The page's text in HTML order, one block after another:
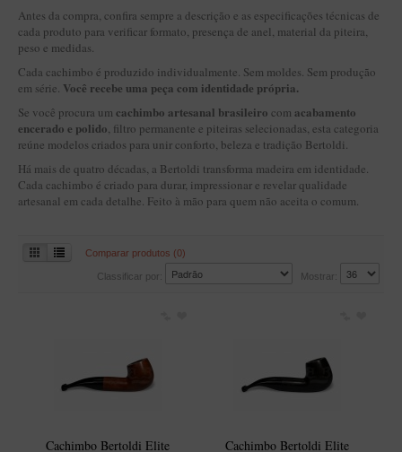
Blends Para Enrolar
Cândido Giovanella
D'ora
Geróss
Irlandez
Nacionais
Havana
Suporte Botinha para 1 cachimbo
Antes da compra, confira sempre a descrição e as especificações técnicas de
cada produto para verificar formato, presença de anel, material da piteira,
peso e medidas.
Cada cachimbo é produzido individualmente. Sem moldes. Sem produção
em série. Você recebe uma peça com identidade própria.
Se você procura um cachimbo artesanal brasileiro com acabamento
encerado e polido, filtro permanente e piteiras selecionadas, esta categoria
reúne modelos criados para unir conforto, beleza e tradição Bertoldi.
Há mais de quatro décadas, a Bertoldi transforma madeira em identidade.
Cada cachimbo é criado para durar, impressionar e revelar qualidade
artesanal em cada detalhe. Feito à mão para quem não aceita o comum.
Comparar produtos (0)
Classificar por: Mostrar:
Cachimbo Bertoldi Elite
Cachimbo Bertoldi Elite